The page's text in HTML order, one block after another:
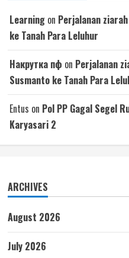
Learning on Perjalanan
ke Tanah Para Leluhur
Накрутка пф on Perjalanan
Susmanto ke Tanah Para
Entus on Pol PP Gagal Segel
Karyasari 2
ARCHIVES
August 2026
July 2026